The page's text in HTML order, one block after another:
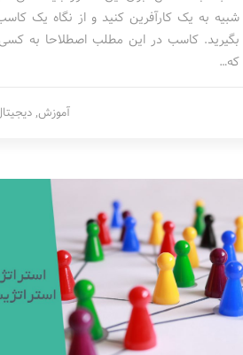
شبیه به یک کارآفرین کنید و از نگاه یک
بگیرید. کاسب در این مطلب اصطلاحا به
که…
آموزش,